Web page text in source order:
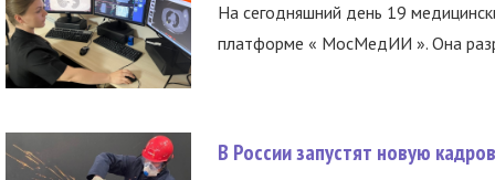
На сегодняшний день 19
платформе « МосМедИИ ». Она
В России запустят новую